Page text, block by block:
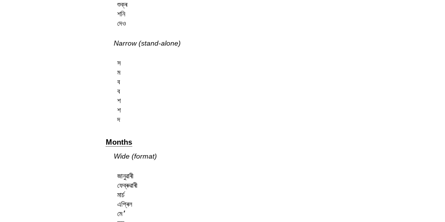
শুক্ৰ
শনি
দেও
Narrow (stand-alone)
স
ম
ব
ব
শ
শ
দ
Months
Wide (format)
জানুৱাৰী
ফেব্ৰুৱাৰী
মাৰ্চ
এপ্ৰিল
মে’